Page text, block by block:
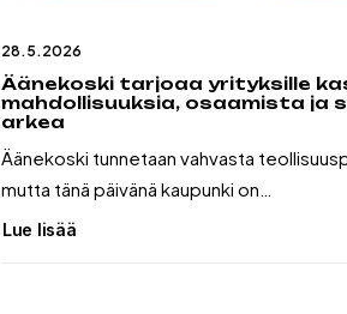
28.5.2026
Äänekoski tarjoaa yrityksille
mahdollisuuksia, osaamista ja
arkea
Äänekoski tunnetaan vahvasta
mutta tänä päivänä kaupunki on…
Lue lisää